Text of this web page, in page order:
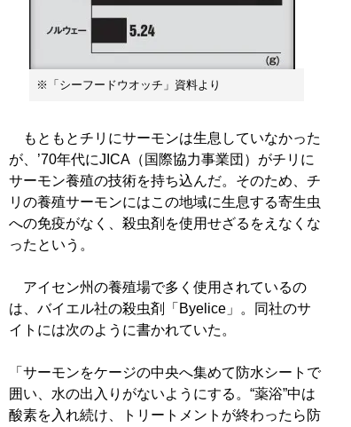
※「シーフードウオッチ」資料より
もともとチリにサーモンは生息していなかった
が、’70年代にJICA（国際協力事業団）がチリに
サーモン養殖の技術を持ち込んだ。そのため、チ
リの養殖サーモンにはこの地域に生息する寄生虫
への免疫がなく、殺虫剤を使用せざるをえなくな
ったという。
アイセン州の養殖場で多く使用されているの
は、バイエル社の殺虫剤「Byelice」。同社のサ
イトには次のように書かれていた。
「サーモンをケージの中央へ集めて防水シートで
囲い、水の出入りがないようにする。“薬浴”中は
酸素を入れ続け、トリートメントが終わったら防